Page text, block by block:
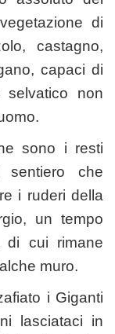
di
castagno,
capaci di
selvatico non
sono i resti
sentiero che
i ruderi della
un tempo
di cui rimane
muro.
i Giganti
lasciataci in